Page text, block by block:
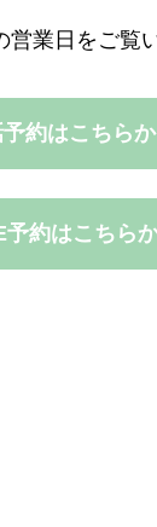
営業日をご覧
予約はこちら
予約はこちら